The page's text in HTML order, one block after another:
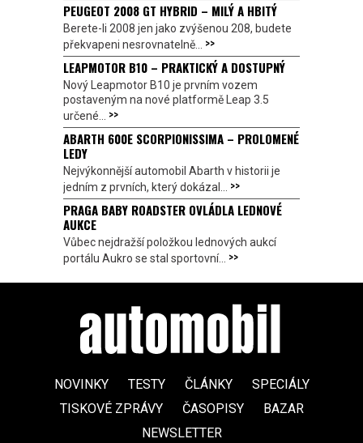
PEUGEOT 2008 GT HYBRID – MILÝ A HBITÝ
Berete-li 2008 jen jako zvýšenou 208, budete
překvapeni nesrovnatelně... >>
LEAPMOTOR B10 – PRAKTICKÝ A DOSTUPNÝ
Nový Leapmotor B10 je prvním vozem
postaveným na nové platformě Leap 3.5
určené... >>
ABARTH 600E SCORPIONISSIMA – PROLOMENÉ
LEDY
Nejvýkonnější automobil Abarth v historii je
jedním z prvních, který dokázal... >>
PRAGA BABY ROADSTER OVLÁDLA LEDNOVÉ
AUKCE
Vůbec nejdražší položkou lednových aukcí
portálu Aukro se stal sportovní... >>
NOVINKY TESTY ČLÁNKY
SPECIÁLY
TISKOVÉ ZPRÁVY
ČASOPISY
BAZAR
NEWSLETTER